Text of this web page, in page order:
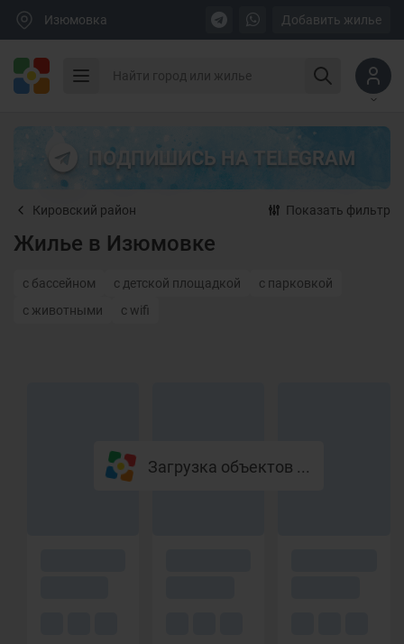
Изюмовка Добавить жилье
ПОДПИШИСЬ НА TELEGRAM
Кировский район Показать фильтр
Жилье в Изюмовке
с бассейном с детской площадкой
с парковкой
с животными
с wifi
Загрузка объектов ...